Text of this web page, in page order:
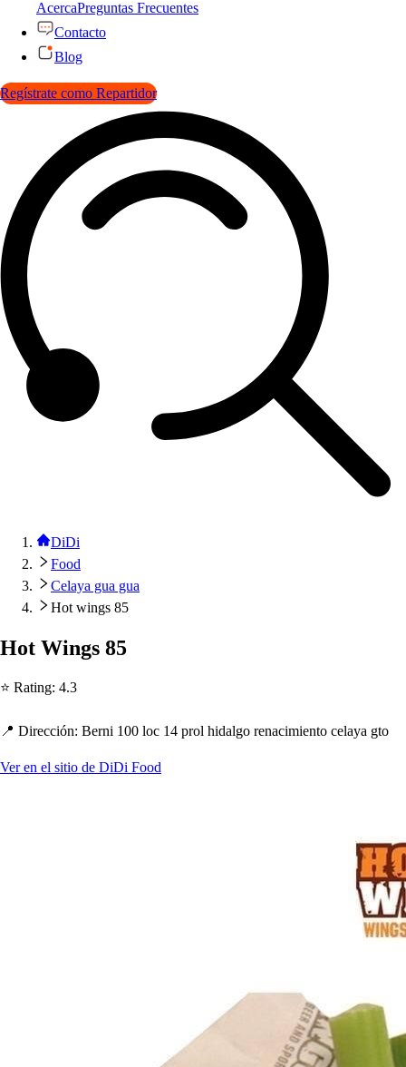
AcercaPreguntas Frecuentes
Contacto
Blog
Regístrate como Repartidor
DiDi
Food
Celaya gua gua
Hot wings 85
Hot Wings 85
⭐ Rating: 4.3
📍 Dirección: Berni 100 loc 14 prol hidalgo renacimiento celaya gto
Ver en el sitio de DiDi Food